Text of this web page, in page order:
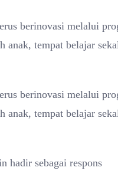
berinovasi melalui
anak, tempat belajar
berinovasi melalui
anak, tempat belajar
hadir sebagai respons